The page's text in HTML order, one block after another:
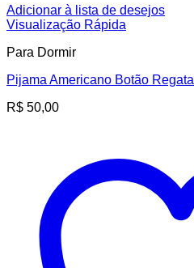
Adicionar à lista de desejos
Visualização Rápida
Para Dormir
Pijama Americano Botão Regata
R$ 50,00